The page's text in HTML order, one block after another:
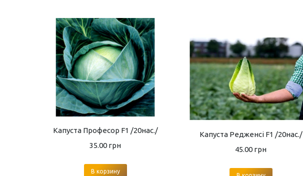
Капуста Професор F1 /20нас./
35.00 грн
В корзину
Капуста Редженсі F1 /20нас./
45.00 грн